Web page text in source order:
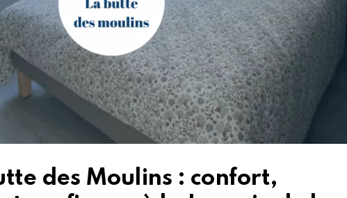
des Moulins : confort,